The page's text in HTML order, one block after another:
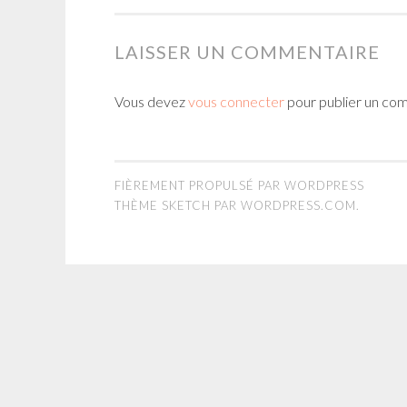
LAISSER UN COMMENTAIRE
Vous devezvous connecter pour publier un
FIÈREMENT PROPULSÉ PAR WORDPRESS
THÈME SKETCH PAR WORDPRESS.COM